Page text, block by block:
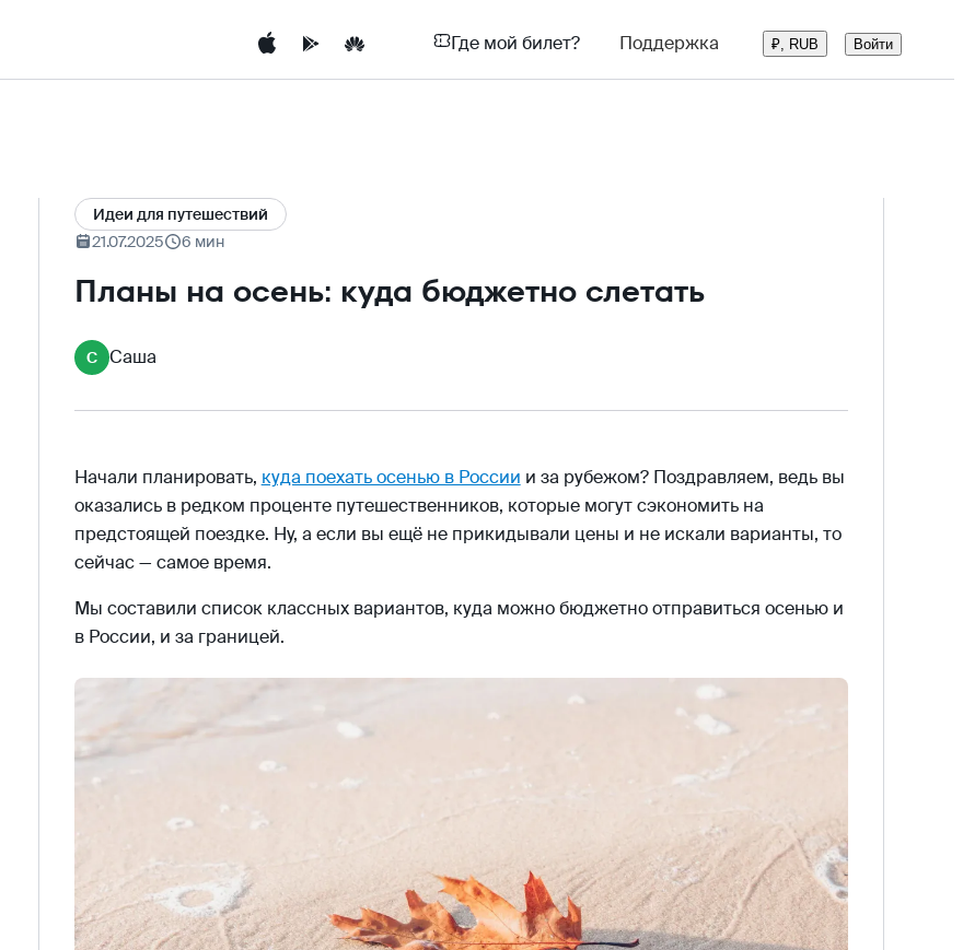
Где мой билет? Поддержка ₽, RUB Войти
Идеи для путешествий
21.07.2025
6 мин
Планы на осень: куда бюджетно слетать
С Саша
Начали планировать, куда поехать осенью в России и за рубежом? Поздравляем, ведь вы
оказались в редком проценте путешественников, которые могут сэкономить на
предстоящей поездке. Ну, а если вы ещё не прикидывали цены и не искали варианты, то
сейчас — самое время.
Мы составили список классных вариантов, куда можно бюджетно отправиться осенью и
в России, и за границей.